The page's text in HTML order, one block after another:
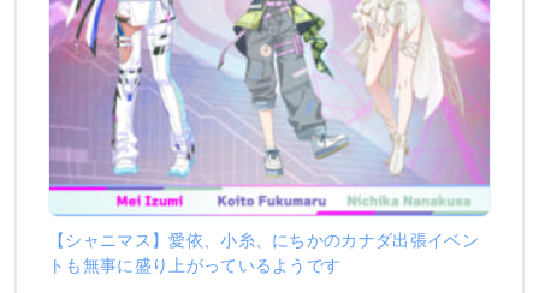
【シャニマス】愛依、小糸、にちかのカナダ出張イベン
トも無事に盛り上がっているようです